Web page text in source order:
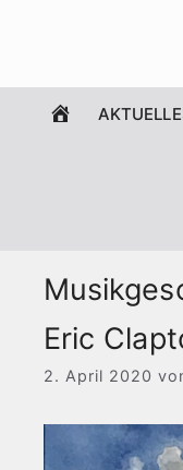
WILLKOMMEN
Eric
2. April 2020